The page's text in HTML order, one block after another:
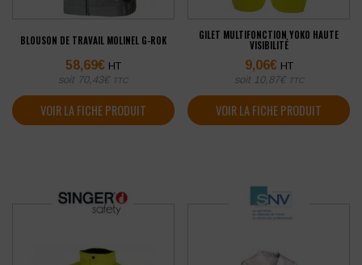
BLOUSON DE TRAVAIL MOLINEL G-ROK
58,69€ HT
soit 70,43€ TTC
VOIR LA FICHE PRODUIT
GILET MULTIFONCTION YOKO HAUTE
VISIBILITÉ
9,06€ HT
soit 10,87€ TTC
VOIR LA FICHE PRODUIT